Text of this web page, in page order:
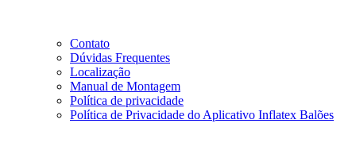
Contato
Dúvidas Frequentes
Localização
Manual de Montagem
Política de privacidade
Política de Privacidade do Aplicativo Inflatex Balões